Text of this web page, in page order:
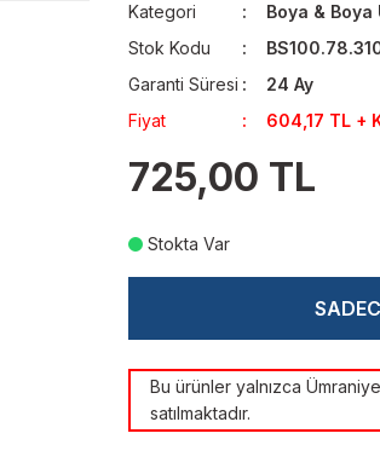
Kategori
Boya & Boya
Stok Kodu
Garanti Süresi
24 Ay
Fiyat
604,17 TL +
725,00 TL
Stokta Var
Bu ürünler yalnızca
satılmaktadır.